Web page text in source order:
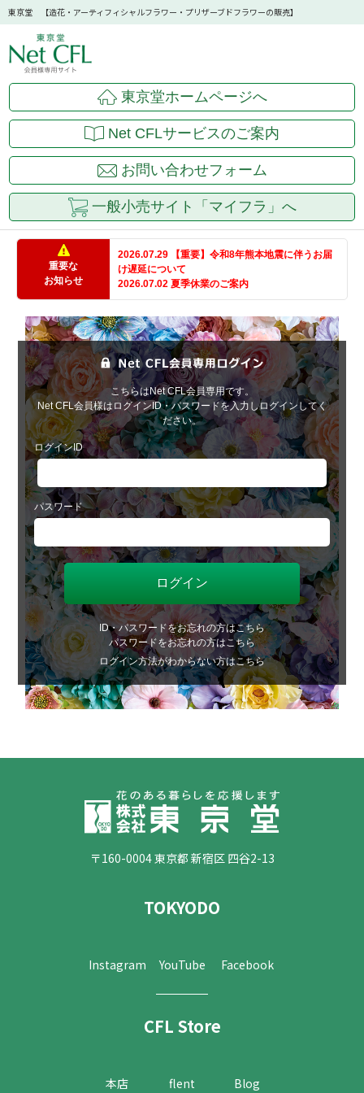
東京堂 【造花・アーティフィシャルフラワー・プリザーブドフラワーの販売】
東京堂ホームページへ
Net CFLサービスのご案内
お問い合わせフォーム
一般小売サイト「マイフラ」へ
重要な
お知らせ
2026.07.29 【重要】令和8年熊本地震に伴うお届
け遅延について
2026.07.02 夏季休業のご案内
こちらはNet CFL会員専用です。
Net CFL会員様はログインID・パスワードを入力しログインしてく
ださい。
ログインID
パスワード
ID・パスワードをお忘れの方はこちら
パスワードをお忘れの方はこちら
ログイン方法がわからない方はこちら
〒160-0004 東京都 新宿区 四谷2-13
TOKYODO
Instagram YouTube Facebook
CFL Store
本店 flent Blog